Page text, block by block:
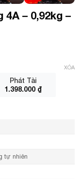
– 0,92kg –
Phát Tài
1.398.000 ₫
XÓA
tự nhiên